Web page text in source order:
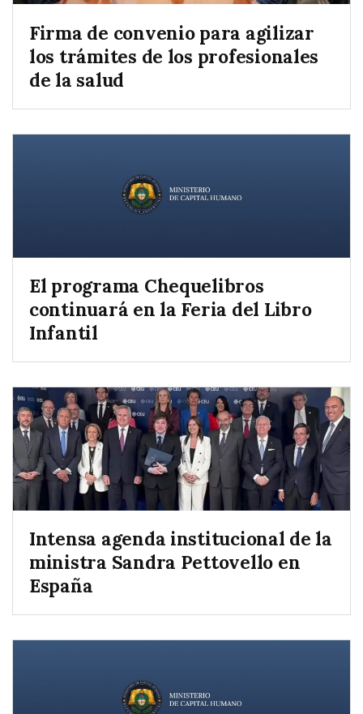
Firma de convenio para agilizar
los trámites de los profesionales
de la salud
El programa Chequelibros
continuará en la Feria del Libro
Infantil
Intensa agenda institucional de la
ministra Sandra Pettovello en
España